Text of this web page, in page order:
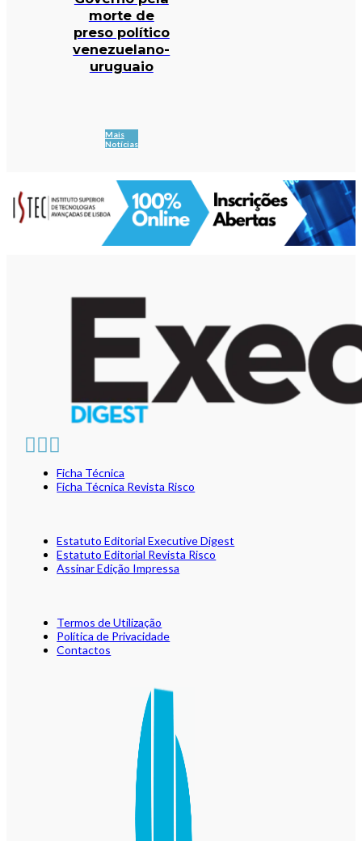
morte de
preso político
venezuelano-
uruguaio
Mais
Notícias
Ficha Técnica
Ficha Técnica Revista Risco
Estatuto Editorial Executive Digest
Estatuto Editorial Revista Risco
Assinar Edição Impressa
Termos de Utilização
Política de Privacidade
Contactos